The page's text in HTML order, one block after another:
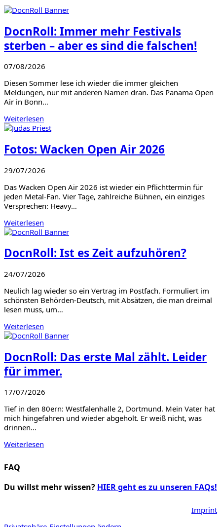
DocnRoll: Immer mehr Festivals
sterben – aber es sind die falschen!
07/08/2026
Diesen Sommer lese ich wieder die immer gleichen
Meldungen, nur mit anderen Namen dran. Das Panama Open
Air in Bonn…
Weiterlesen
Fotos: Wacken Open Air 2026
29/07/2026
Das Wacken Open Air 2026 ist wieder ein Pflichttermin für
jeden Metal-Fan. Vier Tage, zahlreiche Bühnen, ein einziges
Versprechen: Heavy…
Weiterlesen
DocnRoll: Ist es Zeit aufzuhören?
24/07/2026
Neulich lag wieder so ein Vertrag im Postfach. Formuliert im
schönsten Behörden-Deutsch, mit Absätzen, die man dreimal
lesen muss, um…
Weiterlesen
DocnRoll: Das erste Mal zählt. Leider
für immer.
17/07/2026
Tief in den 80ern: Westfalenhalle 2, Dortmund. Mein Vater hat
mich hingefahren und wieder abgeholt. Er weiß nicht, was
drinnen…
Weiterlesen
FAQ
Du willst mehr wissen? HIER geht es zu unseren FAQs!
Imprint